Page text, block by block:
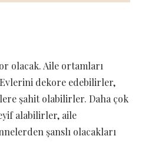
olacak. Aile ortamları
dekore edebilirler,
şahit olabilirler. Daha çok
alabilirler, aile
şanslı olacakları